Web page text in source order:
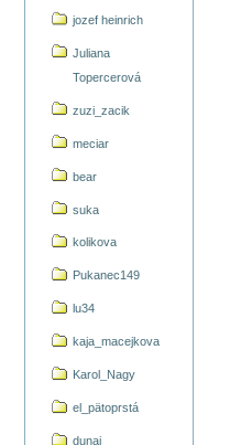
jozef heinrich
Juliana
Topercerová
zuzi_zacik
meciar
bear
suka
kolikova
Pukanec149
lu34
kaja_macejkova
Karol_Nagy
el_pätoprstá
dunaj